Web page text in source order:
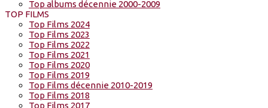
Top albums décennie 2000-2009
TOP FILMS
Top Films 2024
Top Films 2023
Top Films 2022
Top Films 2021
Top Films 2020
Top Films 2019
Top Films décennie 2010-2019
Top Films 2018
Top Films 2017